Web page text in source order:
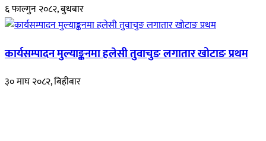
६ फाल्गुन २०८२, बुधबार
कार्यसम्पादन मुल्याङ्कनमा हलेसी तुवाचुङ लगातार खोटाङ प्रथम
३० माघ २०८२, बिहीबार